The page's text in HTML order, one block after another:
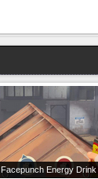
Facepunch Energy Drink